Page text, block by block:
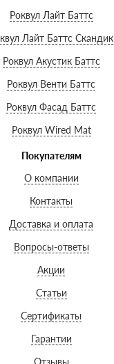
Роквул Лайт Баттс
Лайт Баттс Скандик
Роквул Акустик Баттс
Роквул Венти Баттс
Роквул Фасад Баттс
Роквул Wired Mat
Покупателям
О компании
Контакты
Доставка и оплата
Вопросы-ответы
Акции
Статьи
Сертификаты
Гарантии